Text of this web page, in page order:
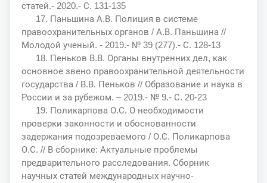
статей.- 2020.- С. 131-135
17. Паньшина А.В. Полиция в системе
правоохранительных органов / А.В. Паньшина //
Молодой ученый. - 2019.- № 39 (277).- С. 128-13
18. Пеньков В.В. Органы внутренних дел, как
основное звено правоохранительной деятельности
государства / В.В. Пеньков // Образование и наука в
России и за рубежом. – 2019.- № 9.- С. 20-23
19. Поликарпова О.С. О необходимости
проверки законности и обоснованности
задержания подозреваемого / О.С. Поликарпова
О.С. // В сборнике: Актуальные проблемы
предварительного расследования. Сборник
научных статей международных научно-